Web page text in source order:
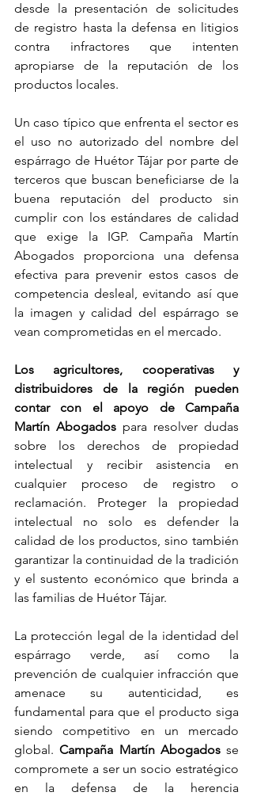
desde la presentación de solicitudes
de registro hasta la defensa en litigios
contra infractores que intenten
apropiarse de la reputación de los
productos locales.
Un caso típico que enfrenta el sector es
el uso no autorizado del nombre del
espárrago de Huétor Tájar por parte de
terceros que buscan beneficiarse de la
buena reputación del producto sin
cumplir con los estándares de calidad
que exige la IGP. Campaña Martín
Abogados proporciona una defensa
efectiva para prevenir estos casos de
competencia desleal, evitando así que
la imagen y calidad del espárrago se
vean comprometidas en el mercado.
Los agricultores, cooperativas y
distribuidores de la región pueden
contar con el apoyo de
Campaña
Martín Abogados para resolver dudas
sobre los derechos de propiedad
intelectual y recibir asistencia en
cualquier proceso de registro o
reclamación. Proteger la propiedad
intelectual no solo es defender la
calidad de los productos, sino también
garantizar la continuidad de la tradición
y el sustento económico que brinda a
las familias de Huétor Tájar.
La protección legal de la identidad del
espárrago verde, así como la
prevención de cualquier infracción que
amenace su autenticidad, es
fundamental para que el producto siga
siendo competitivo en un mercado
global. Campaña Martín Abogados se
compromete a ser un socio estratégico
en la defensa de la herencia